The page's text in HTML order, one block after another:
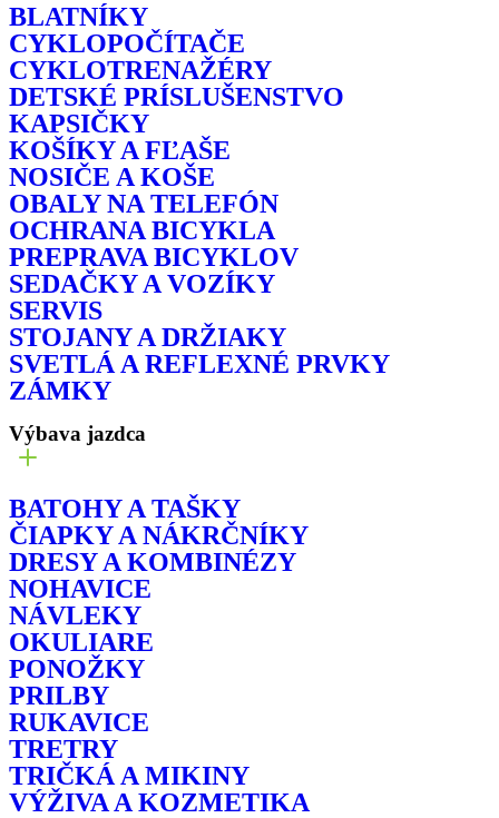
BLATNÍKY
CYKLOPOČÍTAČE
CYKLOTRENAŽÉRY
DETSKÉ PRÍSLUŠENSTVO
KAPSIČKY
KOŠÍKY A FĽAŠE
NOSIČE A KOŠE
OBALY NA TELEFÓN
OCHRANA BICYKLA
PREPRAVA BICYKLOV
SEDAČKY A VOZÍKY
SERVIS
STOJANY A DRŽIAKY
SVETLÁ A REFLEXNÉ PRVKY
ZÁMKY
Výbava jazdca
BATOHY A TAŠKY
ČIAPKY A NÁKRČNÍKY
DRESY A KOMBINÉZY
NOHAVICE
NÁVLEKY
OKULIARE
PONOŽKY
PRILBY
RUKAVICE
TRETRY
TRIČKÁ A MIKINY
VÝŽIVA A KOZMETIKA